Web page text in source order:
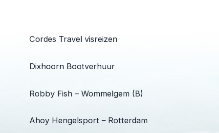
Cordes Travel visreizen
Dixhoorn Bootverhuur
Robby Fish – Wommelgem (B)
Ahoy Hengelsport – Rotterdam